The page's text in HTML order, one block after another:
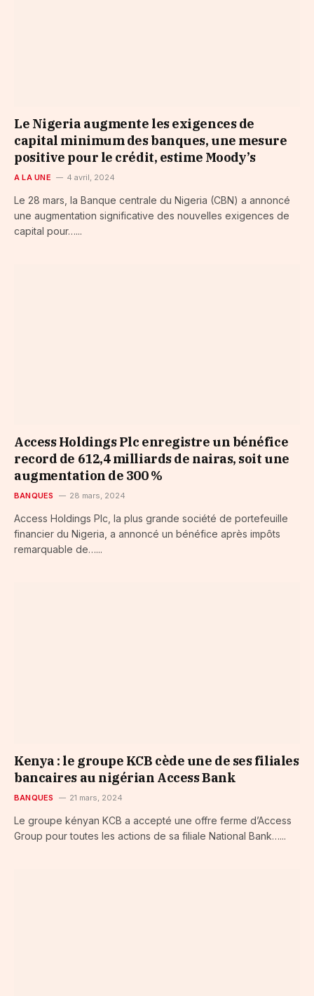
Le Nigeria augmente les exigences de
capital minimum des banques, une mesure
positive pour le crédit, estime Moody’s
A LA UNE 4 avril, 2024
Le 28 mars, la Banque centrale du Nigeria (CBN) a annoncé
une augmentation significative des nouvelles exigences de
capital pour…...
Access Holdings Plc enregistre un bénéfice
record de 612,4 milliards de nairas, soit une
augmentation de 300 %
BANQUES 28 mars, 2024
Access Holdings Plc, la plus grande société de portefeuille
financier du Nigeria, a annoncé un bénéfice après impôts
remarquable de…...
Kenya : le groupe KCB cède une de ses filiales
bancaires au nigérian Access Bank
BANQUES 21 mars, 2024
Le groupe kényan KCB a accepté une offre ferme d’Access
Group pour toutes les actions de sa filiale National Bank…...